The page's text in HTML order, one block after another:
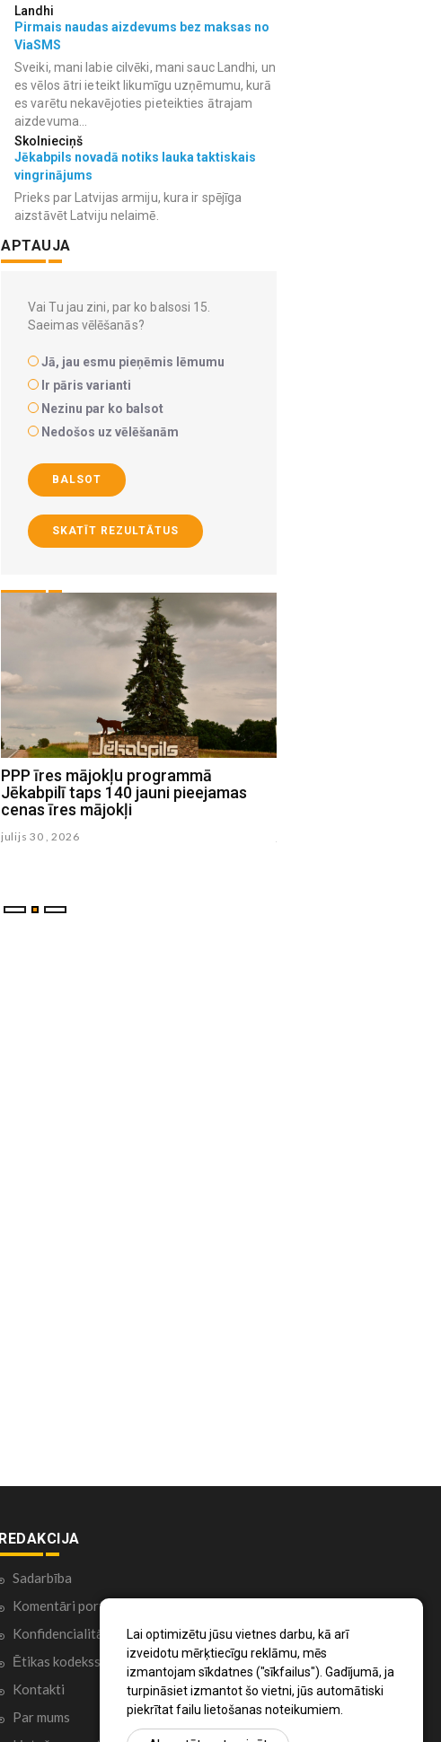
Lai optimizētu jūsu vietnes darbu, kā arī
izveidotu mērķtiecīgu reklāmu, mēs
izmantojam sīkdatnes ("sīkfailus"). Gadījumā, ja
turpināsiet izmantot šo vietni, jūs automātiski
piekrītat failu lietošanas noteikumiem.
Landhi
Pirmais naudas aizdevums bez maksas no
ViaSMS
Sveiki, mani labie cilvēki, mani sauc Landhi, un
es vēlos ātri ieteikt likumīgu uzņēmumu, kurā
es varētu nekavējoties pieteikties ātrajam
aizdevuma...
Skolnieciņš
Jēkabpils novadā notiks lauka taktiskais
vingrinājums
Prieks par Latvijas armiju, kura ir spējīga
aizstāvēt Latviju nelaimē.
APTAUJA
Vai Tu jau zini, par ko balsosi 15.
Saeimas vēlēšanās?
Jā, jau esmu pieņēmis lēmumu
Ir pāris varianti
Nezinu par ko balsot
Nedošos uz vēlēšanām
BALSOT
SKATĪT REZULTĀTUS
PPP īres mājokļu programmā
Jēkabpilī taps 140 jauni pieejamas
cenas īres mājokļi
julijs 30 , 2026
REDAKCIJA
Sadarbība
Komentāri portālā
Konfidencialitātes politika
Ētikas kodekss
Kontakti
Par mums